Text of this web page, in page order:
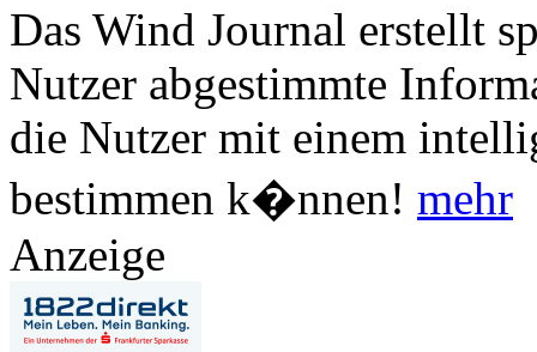
Das Wind Journal erstellt
Nutzer abgestimmte
die Nutzer mit einem
bestimmen k�nnen! mehr
Anzeige